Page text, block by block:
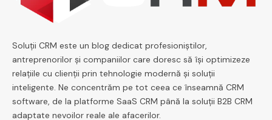
Soluții CRM este un blog dedicat profesioniștilor,
antreprenorilor și companiilor care doresc să își optimizeze
relațiile cu clienții prin tehnologie modernă și soluții
inteligente. Ne concentrăm pe tot ceea ce înseamnă CRM
software, de la platforme SaaS CRM până la soluții B2B CRM
adaptate nevoilor reale ale afacerilor.